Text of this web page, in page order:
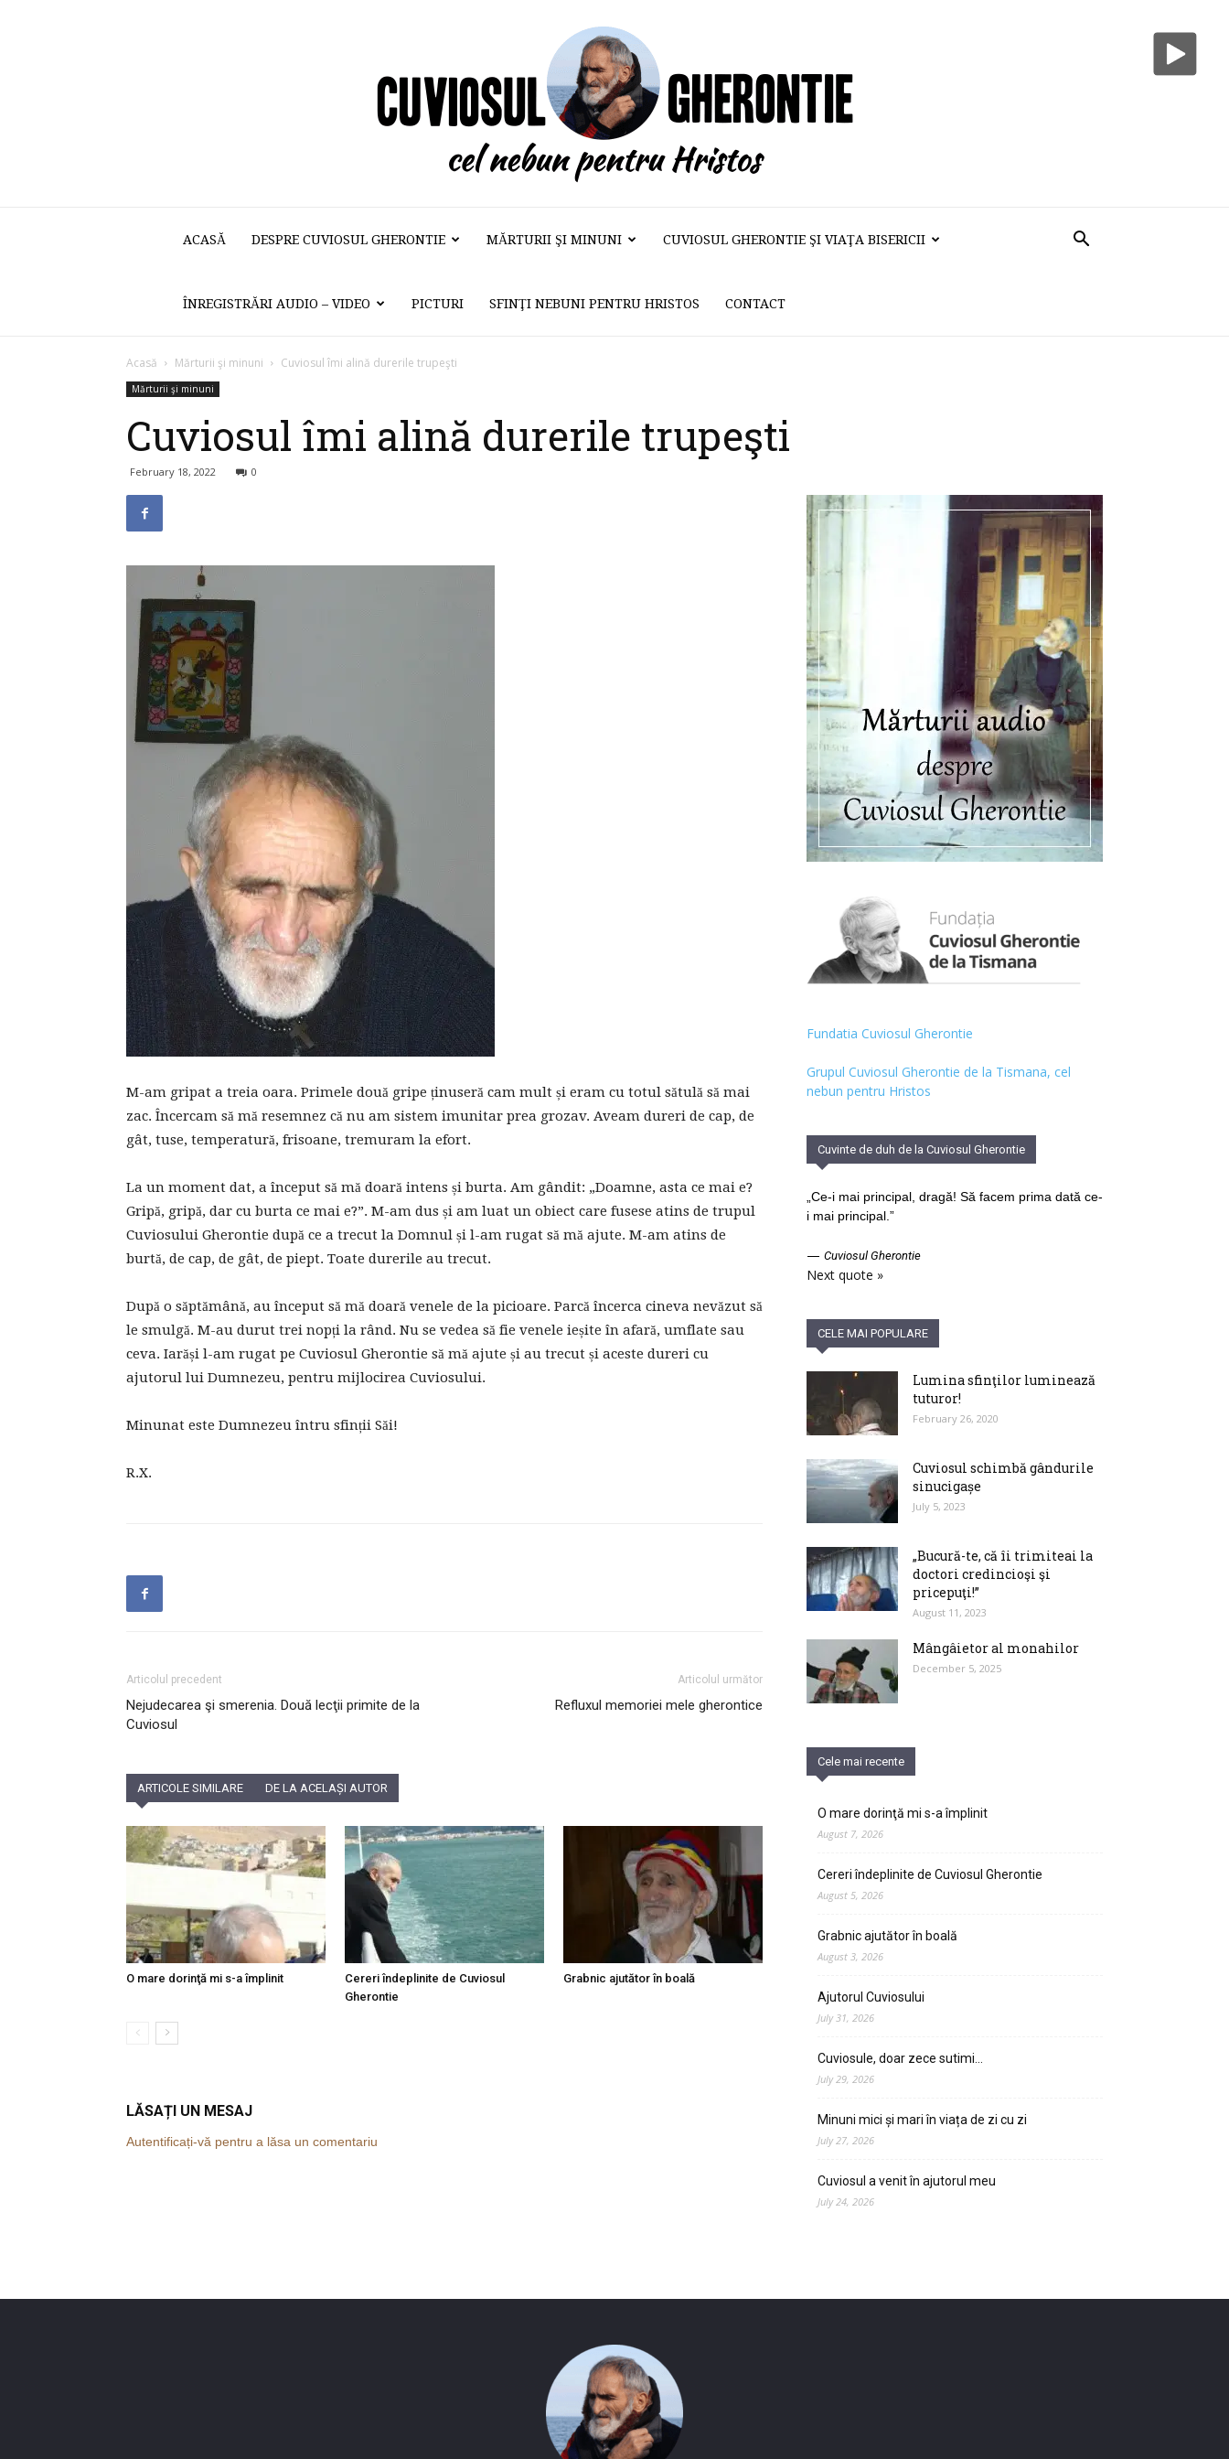
Cuviosul
ACASĂ DESPRE CUVIOSUL GHERONTIE MĂRTURII ŞI MINUNI CUVIOSUL GHERONTIE ŞI VIAŢA BISERICII
ÎNREGISTRĂRI AUDIO – VIDEO PICTURI SFINŢI NEBUNI PENTRU HRISTOS CONTACT
Acasă Mărturii şi minuni Cuviosul îmi alină durerile trupeşti
Mărturii şi minuni
Cuviosul îmi alină durerile trupeşti
February 18, 2022 0
M-am gripat a treia oara. Primele două gripe ținuseră cam mult și eram cu totul sătulă să mai
zac. Încercam să mă resemnez că nu am sistem imunitar prea grozav. Aveam dureri de cap, de
gât, tuse, temperatură, frisoane, tremuram la efort.
La un moment dat, a început să mă doară intens și burta. Am gândit: „Doamne, asta ce mai e?
Gripă, gripă, dar cu burta ce mai e?”. M-am dus și am luat un obiect care fusese atins de trupul
Cuviosului Gherontie după ce a trecut la Domnul și l-am rugat să mă ajute. M-am atins de
burtă, de cap, de gât, de piept. Toate durerile au trecut.
După o săptămână, au început să mă doară venele de la picioare. Parcă încerca cineva nevăzut să
le smulgă. M-au durut trei nopți la rând. Nu se vedea să fie venele ieșite în afară, umflate sau
ceva. Iarăși l-am rugat pe Cuviosul Gherontie să mă ajute și au trecut și aceste dureri cu
ajutorul lui Dumnezeu, pentru mijlocirea Cuviosului.
Minunat este Dumnezeu întru sfinții Săi!
R.X.
Articolul precedent
Nejudecarea şi smerenia. Două lecţii primite de la
Cuviosul
Articolul următor
Refluxul memoriei mele gherontice
ARTICOLE SIMILARE DE LA ACELAȘI AUTOR
O mare dorinţă mi s-a împlinit
Cereri îndeplinite de Cuviosul
Gherontie
Grabnic ajutător în boală
LĂSAȚI UN MESAJ
Autentificați-vă pentru a lăsa un comentariu
Fundatia Cuviosul Gherontie
Grupul Cuviosul Gherontie de la Tismana, cel
nebun pentru Hristos
Cuvinte de duh de la Cuviosul Gherontie
„Ce-i mai principal, dragă! Să facem prima dată ce-
i mai principal.”
— Cuviosul Gherontie
Next quote »
CELE MAI POPULARE
Lumina sfinţilor luminează
tuturor!
February 26, 2020
Cuviosul schimbă gândurile
sinucigașe
July 5, 2023
„Bucură-te, că îi trimiteai la
doctori credincioşi şi
pricepuţi!”
August 11, 2023
Mângâietor al monahilor
December 5, 2025
Cele mai recente
O mare dorinţă mi s-a împlinit
August 7, 2026
Cereri îndeplinite de Cuviosul Gherontie
August 5, 2026
Grabnic ajutător în boală
August 3, 2026
Ajutorul Cuviosului
July 31, 2026
Cuviosule, doar zece sutimi…
July 29, 2026
Minuni mici și mari în viața de zi cu zi
July 27, 2026
Cuviosul a venit în ajutorul meu
July 24, 2026